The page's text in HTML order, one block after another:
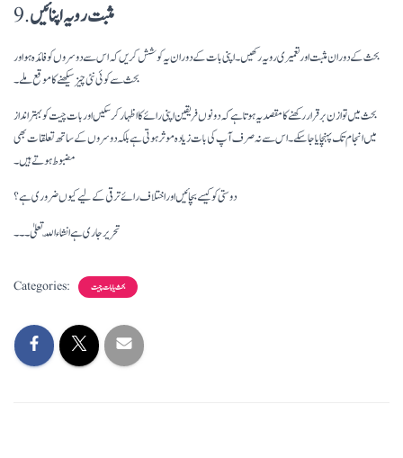
9.مثبت رویہ اپنائیں
بحث کے دوران مثبت اور تعمیری رویہ رکھیں۔ اپنی بات کے دوران یہ کوشش کریں کہ اس سے دوسروں کو فائدہ ہو اور
بحث سے کوئی نئی چیز سیکھنے کا موقع ملے۔
بحث میں توازن برقرار رکھنے کا مقصد یہ ہوتا ہے کہ دونوں فریقین اپنی رائے کا اظہار کر سکیں اور بات چیت کو بہتر انداز
میں انجام تک پہنچایا جا سکے۔ اس سے نہ صرف آپ کی بات زیادہ موثر ہوتی ہے بلکہ دوسروں کے ساتھ تعلقات بھی
مضبوط ہوتے ہیں۔
دوستی کو کیسے بچائیں اور اختلاف رائے ترقی کے لیے کیوں ضروری ہے؟
تحریر جاری ہے انشاء اللّہ تعلیٰ۔ ۔۔
Categories: بحث یا بات چیت